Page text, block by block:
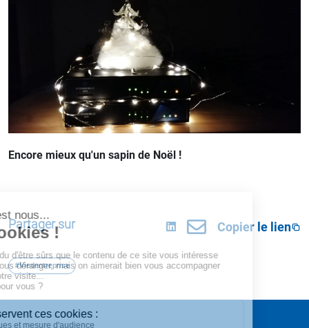
Encore mieux qu'un sapin de Noël !
Partager sur Copier le lien
#Viedentreprise